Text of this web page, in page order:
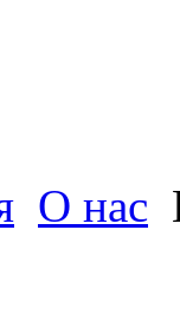
О нас